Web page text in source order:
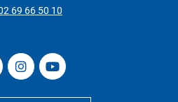
69 66 50 10